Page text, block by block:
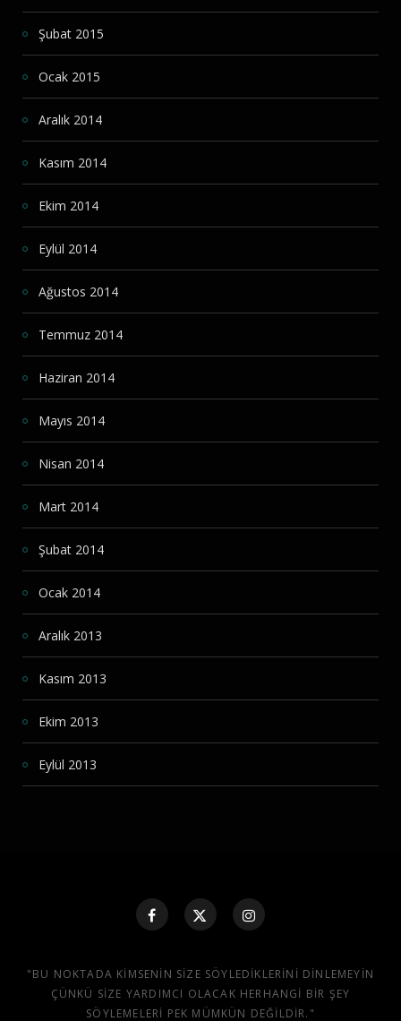
Şubat 2015
Ocak 2015
Aralık 2014
Kasım 2014
Ekim 2014
Eylül 2014
Ağustos 2014
Temmuz 2014
Haziran 2014
Mayıs 2014
Nisan 2014
Mart 2014
Şubat 2014
Ocak 2014
Aralık 2013
Kasım 2013
Ekim 2013
Eylül 2013
"BU NOKTADA KIMSENIN SIZE SÖYLEDIKLERINI DINLEMEYIN
ÇÜNKÜ SIZE YARDIMCI OLACAK HERHANGI BIR ŞEY
SÖYLEMELERI PEK MÜMKÜN DEĞILDIR."